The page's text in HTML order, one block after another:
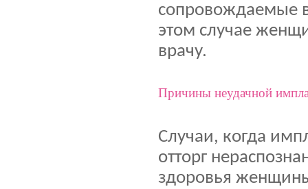
сопровождаемые
этом случае
врачу.
Причины неудачной
Случаи, когда
отторг
здоровья